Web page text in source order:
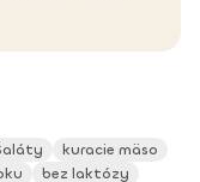
kuracie mäso
bez laktózy